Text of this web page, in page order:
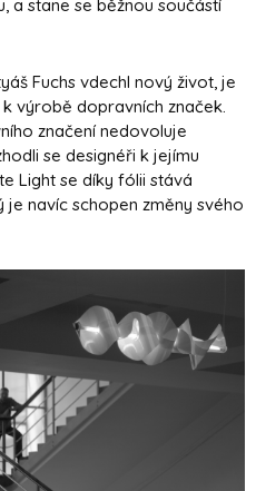
a stane se běžnou součástí
Fuchs vdechl nový život, je
výrobě dopravních značek.
značení nedovoluje
se designéři k jejímu
Light se díky fólii stává
navíc schopen změny svého